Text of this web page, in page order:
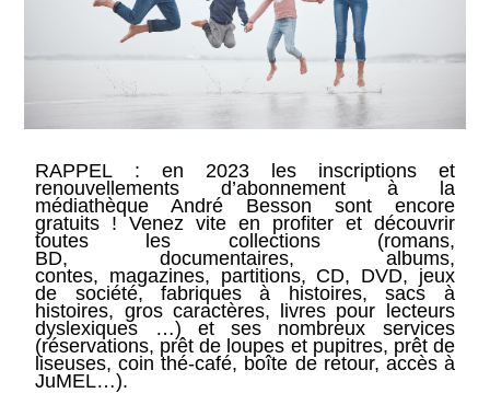
RAPPEL : en 2023 les inscriptions et
renouvellements d’abonnement à la
médiathèque André Besson sont encore
gratuits ! Venez vite en profiter et découvrir
toutes les collections (romans,
BD, documentaires, albums,
contes, magazines, partitions, CD, DVD, jeux
de société, fabriques à histoires, sacs à
histoires, gros caractères, livres pour lecteurs
dyslexiques …) et ses nombreux services
(réservations, prêt de loupes et pupitres, prêt de
liseuses, coin thé-café, boîte de retour, accès à
JuMEL…).